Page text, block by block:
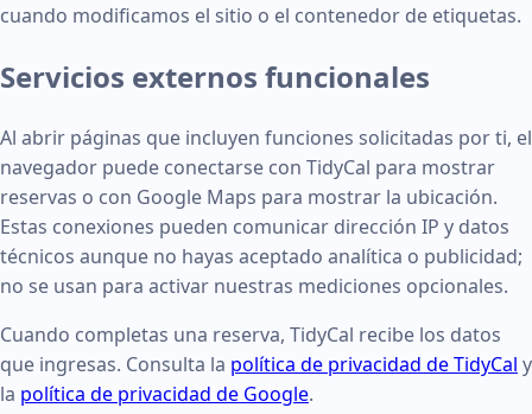
cuando modificamos el sitio o el contenedor de etiquetas.
Servicios externos funcionales
Al abrir páginas que incluyen funciones solicitadas por ti, el
navegador puede conectarse con TidyCal para mostrar
reservas o con Google Maps para mostrar la ubicación.
Estas conexiones pueden comunicar dirección IP y datos
técnicos aunque no hayas aceptado analítica o publicidad;
no se usan para activar nuestras mediciones opcionales.
Cuando completas una reserva, TidyCal recibe los datos
que ingresas. Consulta la política de privacidad de TidyCal y
la política de privacidad de Google.